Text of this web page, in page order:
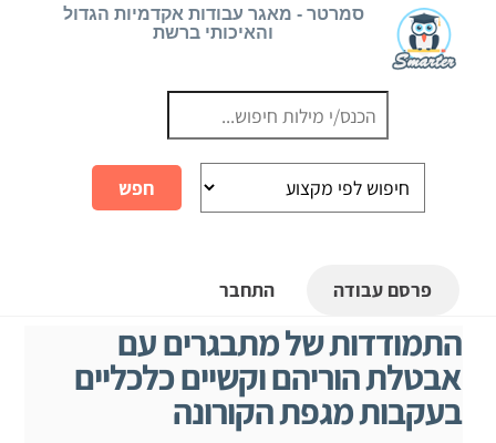
סמרטר - מאגר עבודות אקדמיות הגדול
והאיכותי ברשת
פרסם עבודה התחבר
התמודדות של מתבגרים עם
אבטלת הוריהם וקשיים כלכליים
בעקבות מגפת הקורונה